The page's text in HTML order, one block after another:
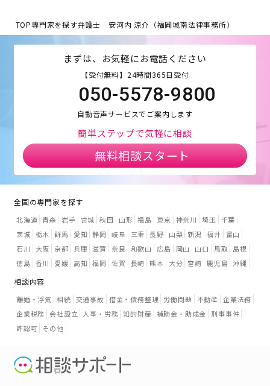
TOP専門家を探す弁護士 安河内 涼介（福岡城南法律事務所）
まずは、お気軽にお電話ください
【受付無料】24時間365日受付
050-5578-9800
自動音声サービスでご案内します
簡単ステップで気軽に相談
無料相談スタート
全国の専門家を探す
北海道 青森 岩手 宮城 秋田 山形 福島 東京 神奈川 埼玉
千葉
茨城 栃木 群馬 愛知 静岡 岐阜 三重 長野 山梨 新潟 福井
富山
石川
大阪 京都 兵庫 滋賀 奈良 和歌山 広島 岡山 山口 鳥取
島根
徳島 香川 愛媛 高知 福岡 佐賀 長崎 熊本 大分 宮崎 鹿児島 沖縄
相談内容
離婚・浮気 相続 交通事故 借金・債務整理 労働問題 不動産 企業法務
企業税務 会社設立 人事・労務 知的財産 補助金・助成金 刑事事件
許認可 その他